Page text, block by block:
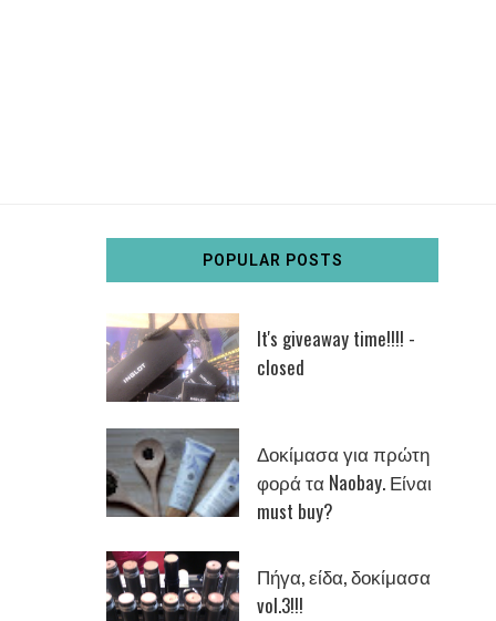
POPULAR POSTS
It's giveaway time!!!! -
closed
Δοκίμασα για πρώτη
φορά τα Naobay. Είναι
must buy?
Πήγα, είδα, δοκίμασα
vol.3!!!